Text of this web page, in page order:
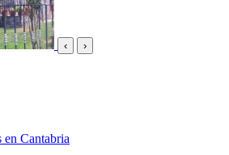
‹ ›
en Cantabria